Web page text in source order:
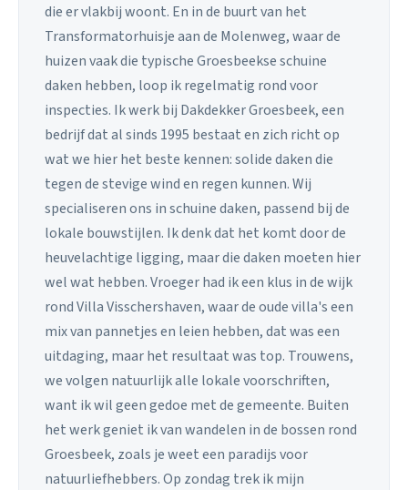
die er vlakbij woont. En in de buurt van het
Transformatorhuisje aan de Molenweg, waar de
huizen vaak die typische Groesbeekse schuine
daken hebben, loop ik regelmatig rond voor
inspecties. Ik werk bij Dakdekker Groesbeek, een
bedrijf dat al sinds 1995 bestaat en zich richt op
wat we hier het beste kennen: solide daken die
tegen de stevige wind en regen kunnen. Wij
specialiseren ons in schuine daken, passend bij de
lokale bouwstijlen. Ik denk dat het komt door de
heuvelachtige ligging, maar die daken moeten hier
wel wat hebben. Vroeger had ik een klus in de wijk
rond Villa Visschershaven, waar de oude villa's een
mix van pannetjes en leien hebben, dat was een
uitdaging, maar het resultaat was top. Trouwens,
we volgen natuurlijk alle lokale voorschriften,
want ik wil geen gedoe met de gemeente. Buiten
het werk geniet ik van wandelen in de bossen rond
Groesbeek, zoals je weet een paradijs voor
natuurliefhebbers. Op zondag trek ik mijn